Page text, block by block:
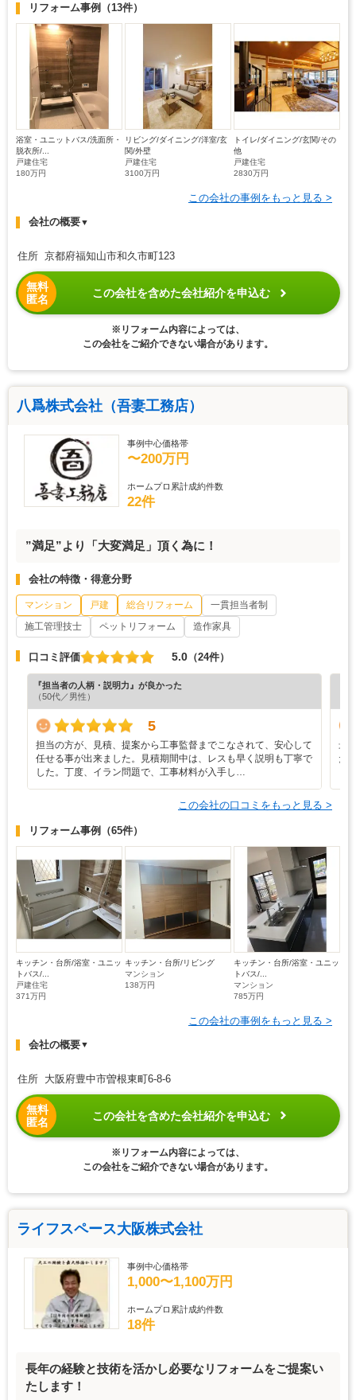
リフォーム事例 （13件）
浴室・ユニットバス/洗面所・
脱衣所/...
戸建住宅
180万円
リビング/ダイニング/洋室/玄
関/外壁
戸建住宅
3100万円
トイレ/ダイニング/玄関/その
他
戸建住宅
2830万円
この会社の事例をもっと見る >
会社の概要▼
住所 京都府福知山市和久市町123
無料
匿名
この会社を含めた会社紹介を申込む
※リフォーム内容によっては、
この会社をご紹介できない場合があります。
八爲株式会社（吾妻工務店）
事例中心価格帯
〜200万円
ホームプロ累計成約件数
22件
”満足”より「大変満足」頂く為に！
会社の特徴・得意分野
マンション 戸建 総合リフォーム
一貫担当者制
施工管理技士
ペットリフォーム 造作家具
口コミ評価 5.0 （24件）
『担当者の人柄・説明力』が良かった
（50代／男性）
5
担当の方が、見積、提案から工事監督までこなされて、安心して
任せる事が出来ました。見積期間中は、レスも早く説明も丁寧で
した。丁度、イラン問題で、工事材料が入手し…
最
た
この会社の口コミをもっと見る >
リフォーム事例 （65件）
キッチン・台所/浴室・ユニッ
トバス/...
戸建住宅
371万円
キッチン・台所/リビング
マンション
138万円
キッチン・台所/浴室・ユニッ
トバス/...
マンション
785万円
この会社の事例をもっと見る >
会社の概要▼
住所 大阪府豊中市曽根東町6-8-6
無料
匿名
この会社を含めた会社紹介を申込む
※リフォーム内容によっては、
この会社をご紹介できない場合があります。
ライフスペース大阪株式会社
事例中心価格帯
1,000〜1,100万円
ホームプロ累計成約件数
18件
長年の経験と技術を活かし必要なリフォームをご提案い
たします！